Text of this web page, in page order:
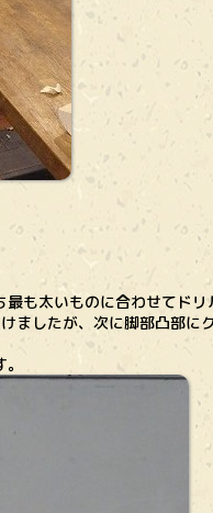
も太いものに合わせてドリ
したが、次に脚部凸部に